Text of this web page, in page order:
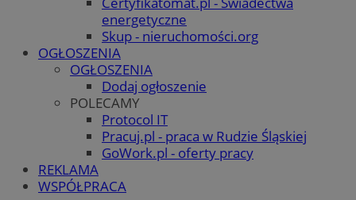
energetyczne
Skup - nieruchomości.org
OGŁOSZENIA
OGŁOSZENIA
Dodaj ogłoszenie
POLECAMY
Protocol IT
Pracuj.pl - praca w Rudzie Śląskiej
GoWork.pl - oferty pracy
REKLAMA
WSPÓŁPRACA